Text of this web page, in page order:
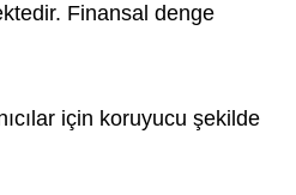
Finansal denge
için koruyucu şekilde